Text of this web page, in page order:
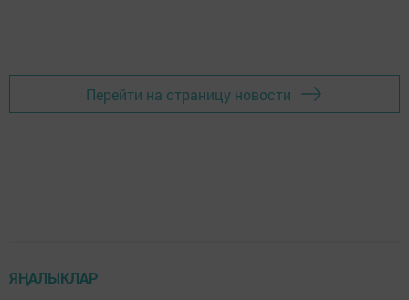
Перейти на страницу новости
ЯҢАЛЫКЛАР